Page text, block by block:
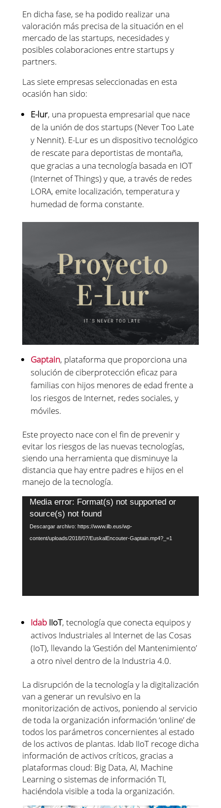
En dicha fase, se ha podido realizar una
valoración más precisa de la situación en el
mercado de las startups, necesidades y
posibles colaboraciones entre startups y
partners.
Las siete empresas seleccionadas en esta
ocasión han sido:
E-lur, una propuesta empresarial que nace
de la unión de dos startups (Never Too Late
y Nennit). E-Lur es un dispositivo tecnológico
de rescate para deportistas de montaña,
que gracias a una tecnología basada en IOT
(Internet of Things) y que, a través de redes
LORA, emite localización, temperatura y
humedad de forma constante.
Gaptain, plataforma que proporciona una
solución de ciberprotección eficaz para
familias con hijos menores de edad frente a
los riesgos de Internet, redes sociales, y
móviles.
Este proyecto nace con el fin de prevenir y
evitar los riesgos de las nuevas tecnologías,
siendo una herramienta que disminuye la
distancia que hay entre padres e hijos en el
manejo de la tecnología.
Reproductor
de
vídeo
Media error: Format(s) not supported or
source(s) not found
Descargar archivo: https://www.ilb.eus/wp-
content/uploads/2018/07/EuskalEncouter-Gaptain.mp4?_=1
Idab IIoT, tecnología que conecta equipos y
activos Industriales al Internet de las Cosas
(IoT), llevando la ‘Gestión del Mantenimiento’
a otro nivel dentro de la Industria 4.0.
La disrupción de la tecnología y la digitalización
van a generar un revulsivo en la
monitorización de activos, poniendo al servicio
de toda la organización información ‘online’ de
todos los parámetros concernientes al estado
de los activos de plantas. Idab IIoT recoge dicha
información de activos críticos, gracias a
plataformas cloud: Big Data, AI, Machine
Learning o sistemas de información TI,
haciéndola visible a toda la organización.